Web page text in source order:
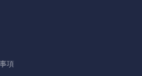
項